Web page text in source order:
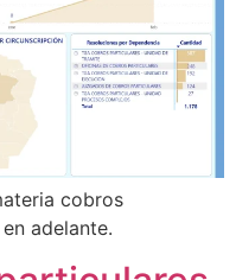
cobros
adelante.